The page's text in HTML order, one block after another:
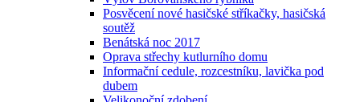
Posvěcení nové hasičské stříkačky, hasičská
soutěž
Benátská noc 2017
Oprava střechy kutlurního domu
Informační cedule, rozcestníku, lavička pod
dubem